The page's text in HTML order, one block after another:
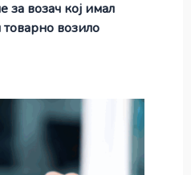
за возач кој имал
товарно возило